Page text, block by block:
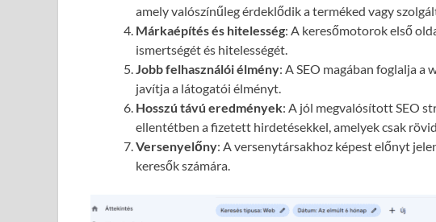
amely valószínűleg érdeklődik a terméked vagy
Márkaépítés és hitelesség: A keresőmotorok első
ismertségét és hitelességét.
Jobb felhasználói élmény: A SEO magában foglalja
javítja a látogatói élményt.
Hosszú távú eredmények: A jól megvalósított SEO
ellentétben a fizetett hirdetésekkel, amelyek csak
Versenyelőny: A versenytársakhoz képest előnyt
keresők számára.